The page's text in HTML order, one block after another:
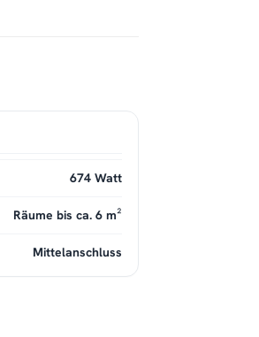
674 Watt
Räume bis ca. 6 m²
Mittelanschluss